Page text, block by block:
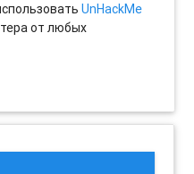
UnHackMe
от любых